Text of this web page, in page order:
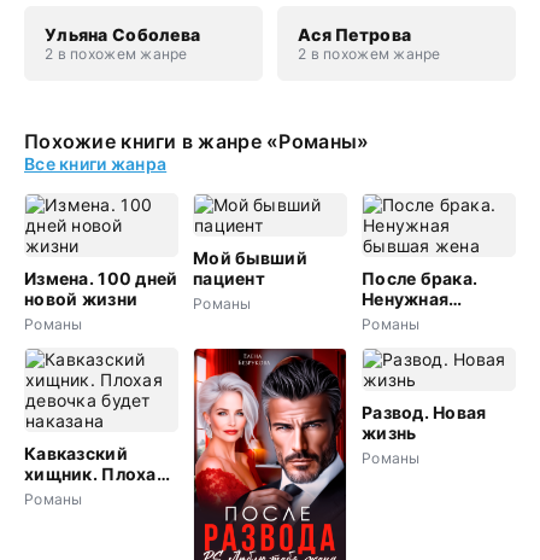
Ульяна Соболева
2 в похожем жанре
Ася Петрова
2 в похожем жанре
Похожие книги в жанре «Романы»
Все книги жанра
Измена. 100 дней
новой жизни
Романы
Мой бывший
пациент
Романы
После брака.
Ненужная
бывшая жена
Романы
Кавказский
хищник. Плохая
девочка будет
Романы
Развод. Новая
жизнь
Романы